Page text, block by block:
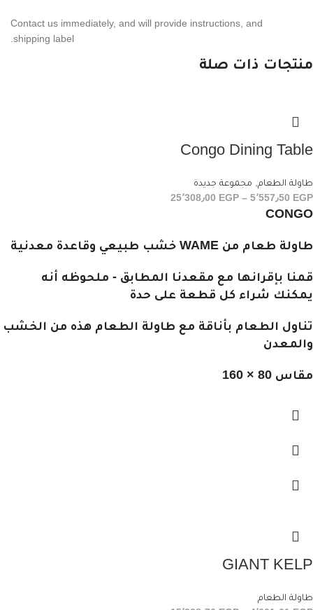
Contact us imme­di­ately, and will provide instruc­tions, and
shipping label.
منتجات ذات صلة
Congo Dining Table
طاولة الطعام
مجموعة جديدة
5٬557٫50 EGP
– 25٬308٫00 EGP
CONGO
طاولة طعام من WAME خشب طبيعي وقاعدة معدنية
قمنا بإقرانها مع مقعدنا المطابق - ملحوظه أنه
يمكنك شراء كل قطعة على حدة
تناول الطعام بأناقة مع طاولة الطعام هذه من الخشب
والمعدن
مقاس 80 × 160
GIANT KELP
طاولة الطعام